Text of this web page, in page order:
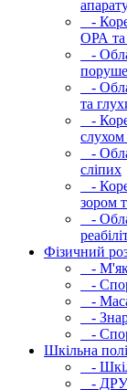
-
ОРА та
-
-
та
-
слухом
-
сліпих
-
зором
-
Фізичний
-
-
-
-
-
Шкільна
-
-